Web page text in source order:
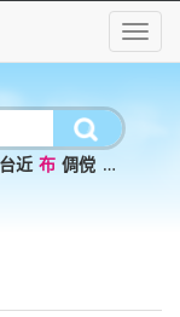
近 布 倜傥 泠